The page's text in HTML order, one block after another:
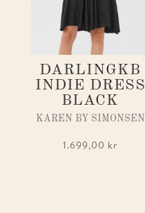
DARLINGKB
INDIE DRESS
BLACK
KAREN BY SIMONSEN
1.699,00 kr